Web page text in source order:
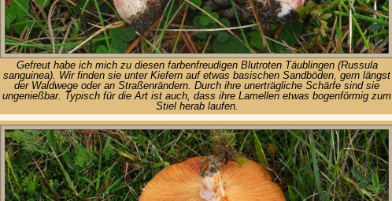
Gefreut habe ich mich zu diesen farbenfreudigen Blutroten Täublingen (Russula
sanguinea). Wir finden sie unter Kiefern auf etwas basischen Sandböden, gern längst
der Waldwege oder an Straßenrändern. Durch ihre unerträgliche Schärfe sind sie
ungenießbar. Typisch für die Art ist auch, dass ihre Lamellen etwas bogenförmig zum
Stiel herab laufen.